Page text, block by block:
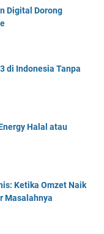
Digital Dorong
di Indonesia Tanpa
Halal atau
Ketika Omzet Naik
Masalahnya